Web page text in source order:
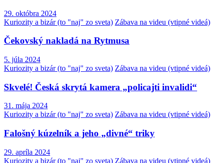
29. októbra 2024
Kuriozity a bizár (to "naj" zo sveta) Zábava na videu (vtipné videá)
Čekovský nakladá na Rytmusa
5. júla 2024
Kuriozity a bizár (to "naj" zo sveta) Zábava na videu (vtipné videá)
Skvelé! Česká skrytá kamera „policajti invalidi“
31. mája 2024
Kuriozity a bizár (to "naj" zo sveta) Zábava na videu (vtipné videá)
Falošný kúzelník a jeho „divné“ triky
29. apríla 2024
Kuriozity a bizár (to "naj" zo sveta) Zábava na videu (vtipné videá)